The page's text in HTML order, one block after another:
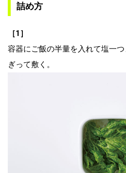
詰め方
［1］
容器にご飯の半量を入れて塩一
ぎって敷く。